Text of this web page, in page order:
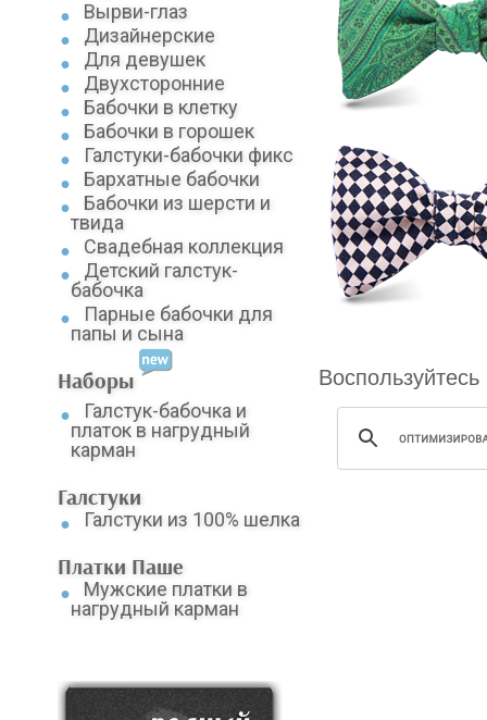
Вырви-глаз
Дизайнерские
Для девушек
Двухсторонние
Бабочки в клетку
Бабочки в горошек
Галстуки-бабочки фикс
Бархатные бабочки
Бабочки из шерсти и
твида
Свадебная коллекция
Детский галстук-
бабочка
Парные бабочки для
папы и сына
Наборы
Галстук-бабочка и
платок в нагрудный
карман
Галстуки
Галстуки из 100% шелка
Платки Паше
Мужские платки в
нагрудный карман